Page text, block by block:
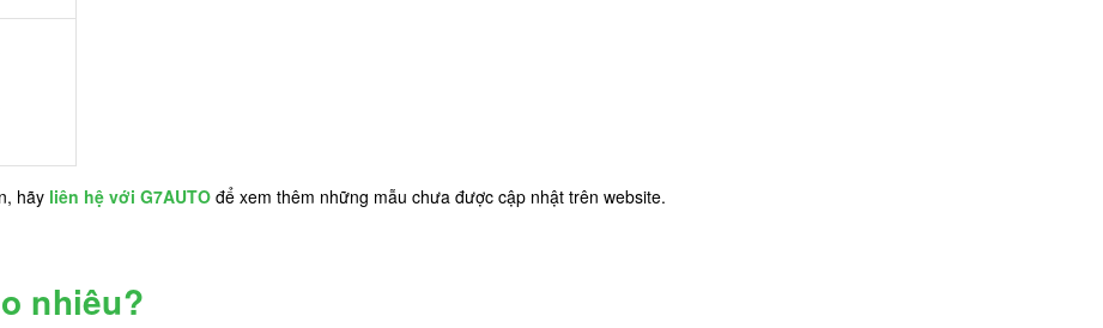
hãy liên hệ với G7AUTO để xem thêm những mẫu chưa được cập nhật trên website.
nhiêu?